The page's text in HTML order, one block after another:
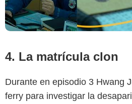
4. La matrícula clon
Durante en episodio 3 Hwang
ferry para investigar la